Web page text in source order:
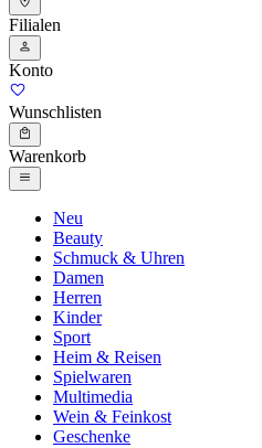
Filialen
Konto
Wunschlisten
Warenkorb
Neu
Beauty
Schmuck & Uhren
Damen
Herren
Kinder
Sport
Heim & Reisen
Spielwaren
Multimedia
Wein & Feinkost
Geschenke